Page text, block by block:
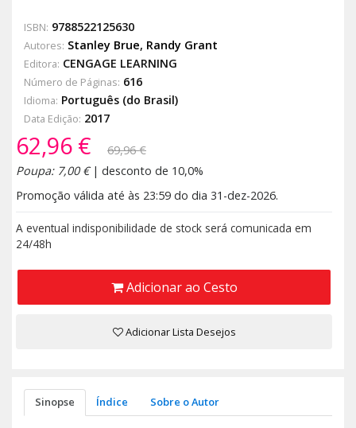
ISBN: 9788522125630
Autores: Stanley Brue, Randy Grant
Editora: CENGAGE LEARNING
Número de Páginas: 616
Idioma: Português (do Brasil)
Data Edição: 2017
62,96 €
69,96 €
Poupa: 7,00 €| desconto de 10,0%
Promoção válida até às 23:59 do dia 31-dez-2026.
A eventual indisponibilidade de stock será comunicada em
24/48h
Adicionar ao Cesto
Adicionar Lista Desejos
Sinopse Índice Sobre o Autor